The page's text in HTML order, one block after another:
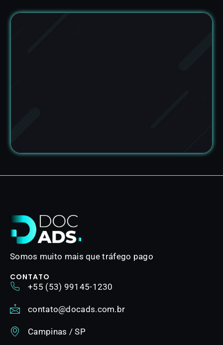
Somos muito mais que tráfego pago
CONTATO
+55 (53) 99145-1230
contato@docads.com.br
Campinas / SP